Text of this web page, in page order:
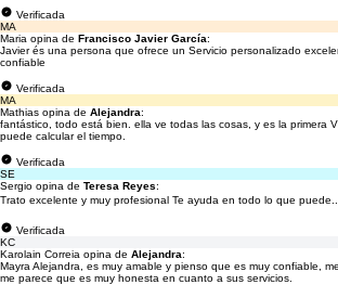
Verificada
MA
Maria opina de Francisco Javier García:
Javier és una persona que ofrece un Servicio personalizado
confiable
Verificada
MA
Mathias opina de Alejandra:
fantástico, todo está bien. ella ve todas las cosas, y es la primera
puede calcular el tiempo.
Verificada
SE
Sergio opina de Teresa Reyes:
Trato excelente y muy profesional Te ayuda en todo lo que
Verificada
KC
Karolain Correia opina de Alejandra:
Mayra Alejandra, es muy amable y pienso que es muy confiable,
me parece que es muy honesta en cuanto a sus servicios.